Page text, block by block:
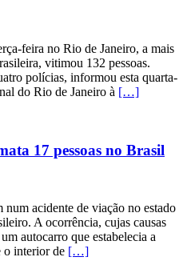
feira no Rio de Janeiro, a mais
vitimou 132 pessoas.
polícias, informou esta quarta-
do Rio de Janeiro à […]
17 pessoas no Brasil
num acidente de viação no estado
A ocorrência, cujas causas
autocarro que estabelecia a
o interior de […]